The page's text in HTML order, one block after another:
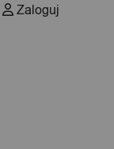
Zaloguj